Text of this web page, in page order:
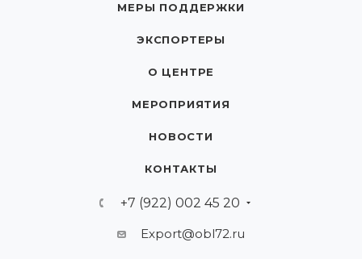
МЕРЫ ПОДДЕРЖКИ
ЭКСПОРТЕРЫ
О ЦЕНТРЕ
МЕРОПРИЯТИЯ
НОВОСТИ
КОНТАКТЫ
+7 (922) 002 45 20
Export@obl72.ru